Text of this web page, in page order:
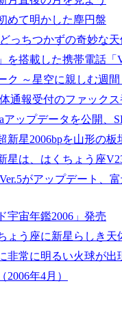
めて明かした塵円盤
っちつかずの奇妙な天
を搭載した携帯電話「
ク ～星空に親しむ週
通報受付のファック
アップデータを公開、
新星2006bpを山形の板
星は、はくちょう座
がアップデート、
宇宙年鑑2006」発売
ょう座に新星らしき天
非常に明るい火球が出
年4月）